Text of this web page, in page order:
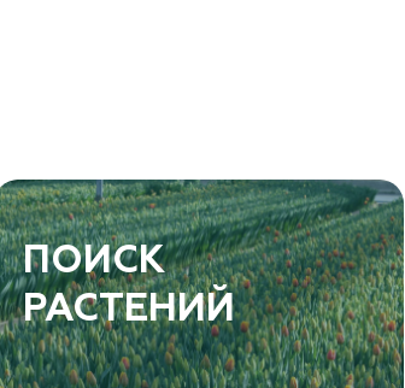
ПОИСК
РАСТЕНИЙ